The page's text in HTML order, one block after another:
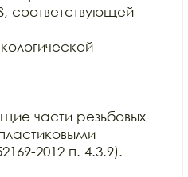
соответствующей
части резьбовых
2012 п. 4.3.9).